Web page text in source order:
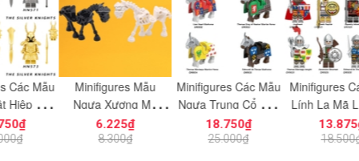
Mẫu
Ma
Cổ
- Đồ Chơi
Minifigures Các Mẫu
Ngựa Trung Cổ Full
Giáp G0181 - Đồ
Chơi Lắp Ráp Mô
18.750₫
25.000₫
Minifigures Các Mẫu
Lính La Mã Lính Sư
TửTrung Cổ G0180
Đồ Chơi Lắp Ráp Mô
13.875₫
18.500₫
Mini Mẫu
Quỷ Orc
N813A
of Warcraft -